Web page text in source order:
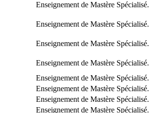
Enseignement de Mastère Spécialisé.
Enseignement de Mastère Spécialisé.
Enseignement de Mastère Spécialisé.
Enseignement de Mastère Spécialisé.
Enseignement de Mastère Spécialisé.
Enseignement de Mastère Spécialisé.
Enseignement de Mastère Spécialisé.
Enseignement de Mastère Spécialisé.